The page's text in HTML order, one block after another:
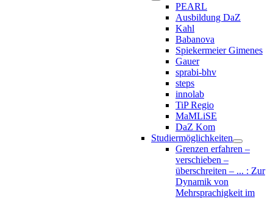
PEARL
Ausbildung DaZ
Kahl
Babanova
Spiekermeier Gimenes
Gauer
sprabi-bhv
steps
innolab
TiP Regio
MaMLiSE
DaZ Kom
Studiermöglichkeiten
Grenzen erfahren –
verschieben –
überschreiten – ... : Zur
Dynamik von
Mehrsprachigkeit im